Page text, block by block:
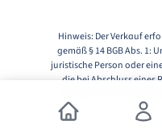
Hinweis: Der Verkauf
gemäß § 14 BGB Abs. 1:
juristische Person oder
die bei Abschluss eines
©